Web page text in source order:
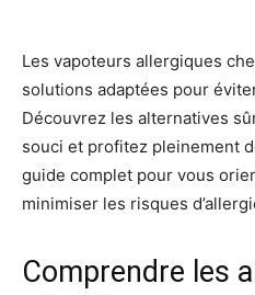
Les vapoteurs allergiques
solutions adaptées pour
Découvrez les alternatives
souci et profitez pleinement
guide complet pour vous
minimiser les risques
Comprendre les